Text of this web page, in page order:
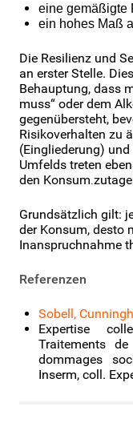
eine gemäßigte
ein hohes Maß
Die Resilienz und
an erster Stelle.
Behauptung, dass
muss“ oder dem
gegenübersteht,
Risikoverhalten zu
(Eingliederung)
Umfelds treten
den Konsum
Grundsätzlich gilt:
der Konsum, desto
Inanspruchnahme
Referenzen
Sobell,
Expertise
Traitements de
dommages
Inserm, coll.